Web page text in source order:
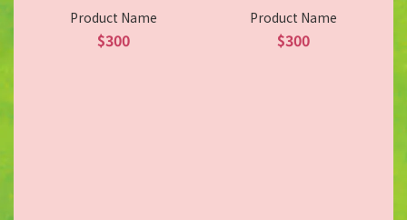
Product Name
$300
Product Name
$300